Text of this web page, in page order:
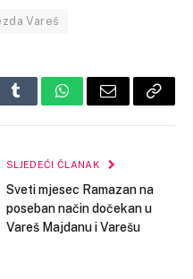
Vareš
TumblrWhatsApp
Email Copy
SLJEDEĆI ČLANAK
Sveti mjesec Ramazan na
poseban način dočekan u
Vareš Majdanu i Varešu